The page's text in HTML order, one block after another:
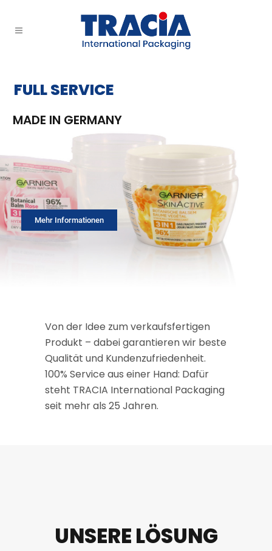
FULL SERVICE
MADE IN GERMANY
Mehr Informationen
Von der Idee zum verkaufsfertigen
Produkt – dabei garantieren wir beste
Qualität und Kundenzufriedenheit.
100% Service aus einer Hand: Dafür
steht TRACIA International Packaging
seit mehr als 25 Jahren.
UNSERE LÖSUNG